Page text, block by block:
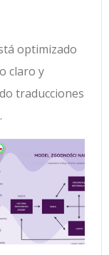
optimizado
claro y
traducciones